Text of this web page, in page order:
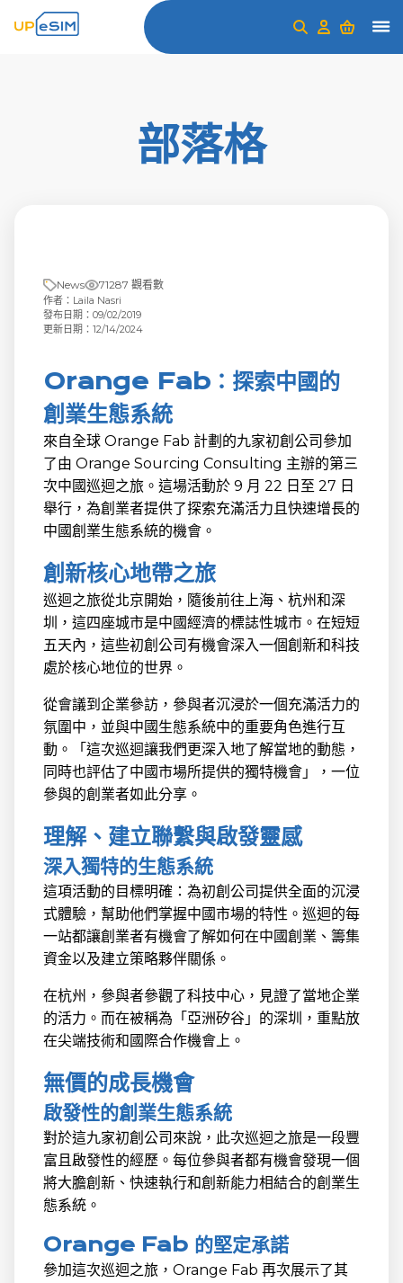
部落格
News 71287 觀看數
作者：Laila Nasri
發布日期：09/02/2019
更新日期：12/14/2024
Orange Fab：探索中國的
創業生態系統
來自全球 Orange Fab 計劃的九家初創公司參加
了由 Orange Sourcing Consulting 主辦的第三
次中國巡迴之旅。這場活動於 9 月 22 日至 27 日
舉行，為創業者提供了探索充滿活力且快速增長的
中國創業生態系統的機會。
創新核心地帶之旅
巡迴之旅從北京開始，隨後前往上海、杭州和深
圳，這四座城市是中國經濟的標誌性城市。在短短
五天內，這些初創公司有機會深入一個創新和科技
處於核心地位的世界。
從會議到企業參訪，參與者沉浸於一個充滿活力的
氛圍中，並與中國生態系統中的重要角色進行互
動。「這次巡迴讓我們更深入地了解當地的動態，
同時也評估了中國市場所提供的獨特機會」，一位
參與的創業者如此分享。
理解、建立聯繫與啟發靈感
深入獨特的生態系統
這項活動的目標明確：為初創公司提供全面的沉浸
式體驗，幫助他們掌握中國市場的特性。巡迴的每
一站都讓創業者有機會了解如何在中國創業、籌集
資金以及建立策略夥伴關係。
在杭州，參與者參觀了科技中心，見證了當地企業
的活力。而在被稱為「亞洲矽谷」的深圳，重點放
在尖端技術和國際合作機會上。
無價的成長機會
啟發性的創業生態系統
對於這九家初創公司來說，此次巡迴之旅是一段豐
富且啟發性的經歷。每位參與者都有機會發現一個
將大膽創新、快速執行和創新能力相結合的創業生
態系統。
Orange Fab 的堅定承諾
參加這次巡迴之旅，Orange Fab 再次展示了其